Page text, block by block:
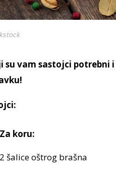
su vam sastojci
Za koru:
2 šalice oštrog brašna